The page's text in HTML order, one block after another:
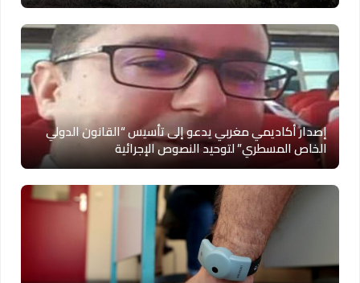
إصدار أكاديمي مغربي يدعو إلى تأسيس “القانون الدولي
الخاص المسطري” لتوحيد النصوص الإجرائية